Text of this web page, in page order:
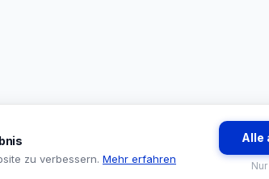
zu verbessern. Mehr erfahren
Alle